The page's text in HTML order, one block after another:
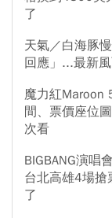
了
天氣／白海豚
回應」...最新
魔力紅Maroon
間、票價座位
次看
BIGBANG演唱
台北高雄4場
了